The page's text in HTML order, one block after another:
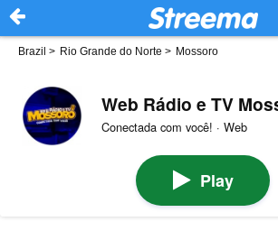
Brazil > Rio Grande do Norte > Mossoro
Web Rádio e TV
Conectada com você! · Web
Play